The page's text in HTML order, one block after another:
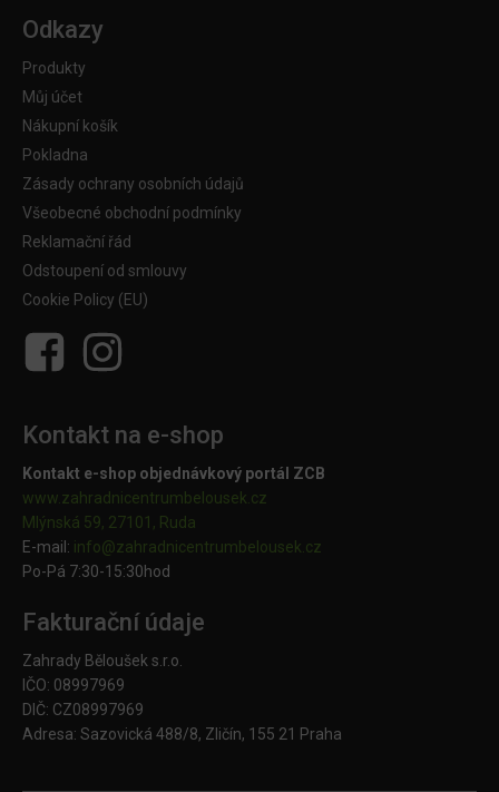
Odkazy
Produkty
Můj účet
Nákupní košík
Pokladna
Zásady ochrany osobních údajů
Všeobecné obchodní podmínky
Reklamační řád
Odstoupení od smlouvy
Cookie Policy (EU)
Kontakt na e-shop
Kontakt e-shop objednávkový portál ZCB
www.zahradnicentrumbelousek.cz
Mlýnská 59, 27101, Ruda
E-mail: info@zahradnicentrumbelousek. cz
Po-Pá 7:30-15:30hod
Fakturační údaje
Zahrady Běloušek s.r.o.
IČO: 08997969
DIČ: CZ08997969
Adresa: Sazovická 488/8, Zličín, 155 21 Praha